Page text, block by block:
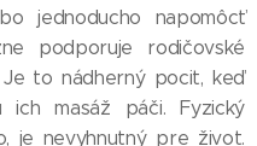
jednoducho napomôcť
podporuje rodičovské
to nádherný pocit, keď
masáž páči. Fyzický
je nevyhnutný pre život.